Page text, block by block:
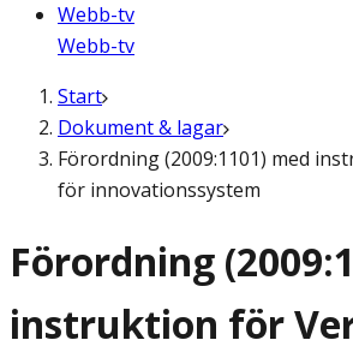
Webb-tv
Webb-tv
Start
Dokument & lagar
Förordning (2009:1101) med
för innovationssystem
Förordning
instruktion för